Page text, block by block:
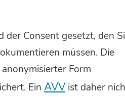
der Consent gesetzt, den
müssen. Die
Form
Ein AVV ist daher